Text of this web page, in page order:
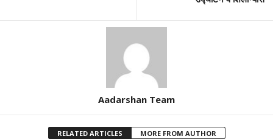
Aadarshan Team
RELATED ARTICLES MORE FROM AUTHOR